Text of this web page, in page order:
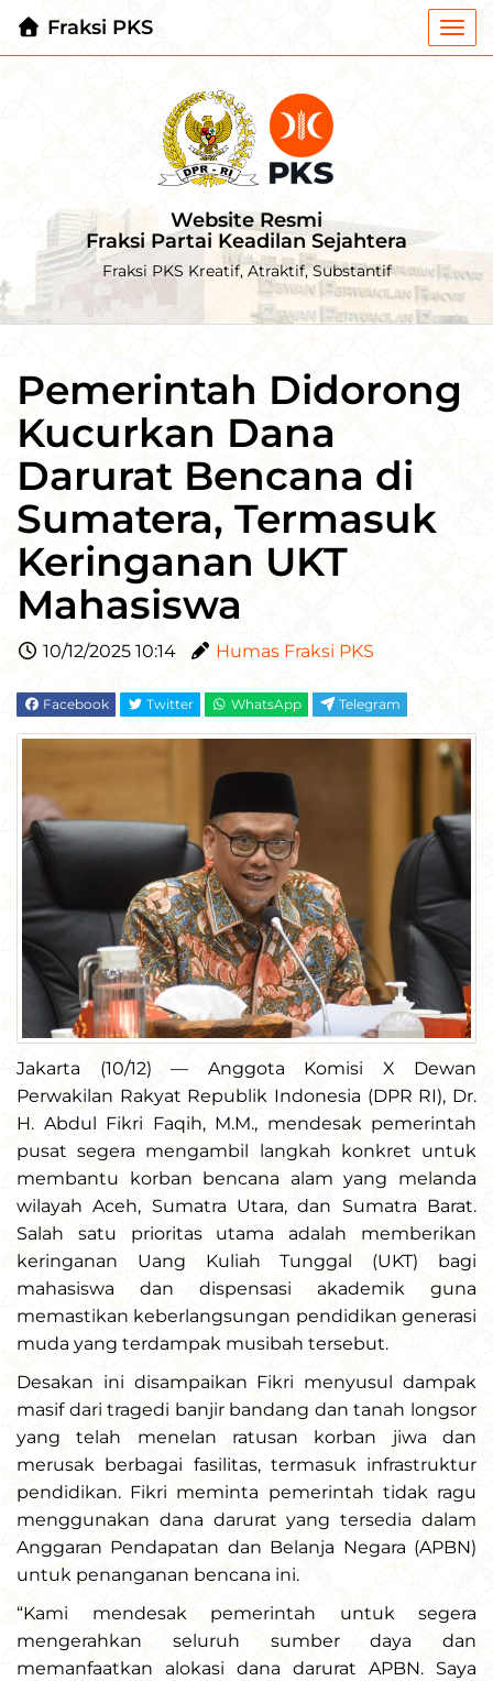
Fraksi PKS
Website Resmi
Fraksi Partai Keadilan Sejahtera
Fraksi PKS Kreatif, Atraktif, Substantif
Pemerintah Didorong
Kucurkan Dana
Darurat Bencana di
Sumatera, Termasuk
Keringanan UKT
Mahasiswa
10/12/2025 10:14 Humas Fraksi PKS
Facebook Twitter WhatsApp Telegram
Jakarta (10/12) — Anggota Komisi X Dewan
Perwakilan Rakyat Republik Indonesia (DPR RI), Dr.
H. Abdul Fikri Faqih, M.M., mendesak pemerintah
pusat segera mengambil langkah konkret untuk
membantu korban bencana alam yang melanda
wilayah Aceh, Sumatra Utara, dan Sumatra Barat.
Salah satu prioritas utama adalah memberikan
keringanan Uang Kuliah Tunggal (UKT) bagi
mahasiswa dan dispensasi akademik guna
memastikan keberlangsungan pendidikan generasi
muda yang terdampak musibah tersebut.
Desakan ini disampaikan Fikri menyusul dampak
masif dari tragedi banjir bandang dan tanah longsor
yang telah menelan ratusan korban jiwa dan
merusak berbagai fasilitas, termasuk infrastruktur
pendidikan. Fikri meminta pemerintah tidak ragu
menggunakan dana darurat yang tersedia dalam
Anggaran Pendapatan dan Belanja Negara (APBN)
untuk penanganan bencana ini.
“Kami mendesak pemerintah untuk segera
mengerahkan seluruh sumber daya dan
memanfaatkan alokasi dana darurat APBN. Saya